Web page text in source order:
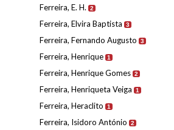
Ferreira, E. H. 2
Ferreira, Elvira Baptista 3
Ferreira, Fernando Augusto 3
Ferreira, Henrique 1
Ferreira, Henrique Gomes 2
Ferreira, Henriqueta Veiga 1
Ferreira, Heraclito 1
Ferreira, Isidoro António 2